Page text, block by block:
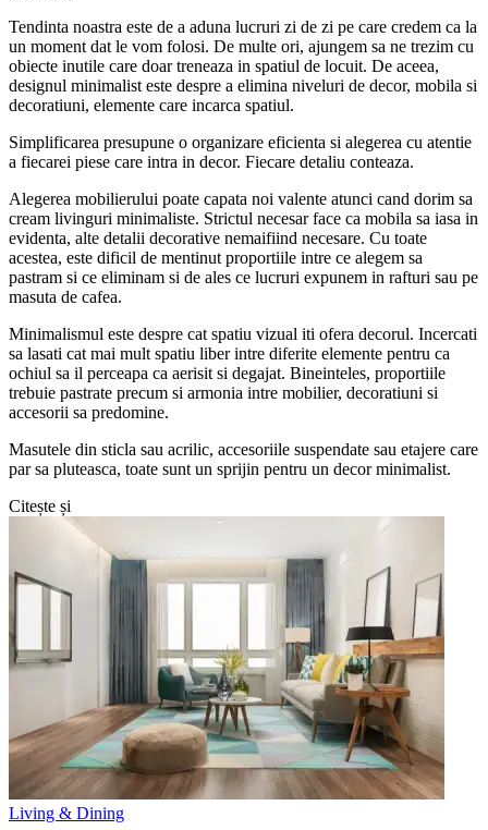
Tendinta noastra este de a aduna lucruri zi de zi pe care credem ca la
un moment dat le vom folosi. De multe ori, ajungem sa ne trezim cu
obiecte inutile care doar treneaza in spatiul de locuit. De aceea,
designul minimalist este despre a elimina niveluri de decor, mobila si
decoratiuni, elemente care incarca spatiul.
Simplificarea presupune o organizare eficienta si alegerea cu atentie
a fiecarei piese care intra in decor. Fiecare detaliu conteaza.
Alegerea mobilierului poate capata noi valente atunci cand dorim sa
cream livinguri minimaliste. Strictul necesar face ca mobila sa iasa in
evidenta, alte detalii decorative nemaifiind necesare. Cu toate
acestea, este dificil de mentinut proportiile intre ce alegem sa
pastram si ce eliminam si de ales ce lucruri expunem in rafturi sau pe
masuta de cafea.
Minimalismul este despre cat spatiu vizual iti ofera decorul. Incercati
sa lasati cat mai mult spatiu liber intre diferite elemente pentru ca
ochiul sa il perceapa ca aerisit si degajat. Bineinteles, proportiile
trebuie pastrate precum si armonia intre mobilier, decoratiuni si
accesorii sa predomine.
Masutele din sticla sau acrilic, accesoriile suspendate sau etajere care
par sa pluteasca, toate sunt un sprijin pentru un decor minimalist.
Citește și
Living & Dining